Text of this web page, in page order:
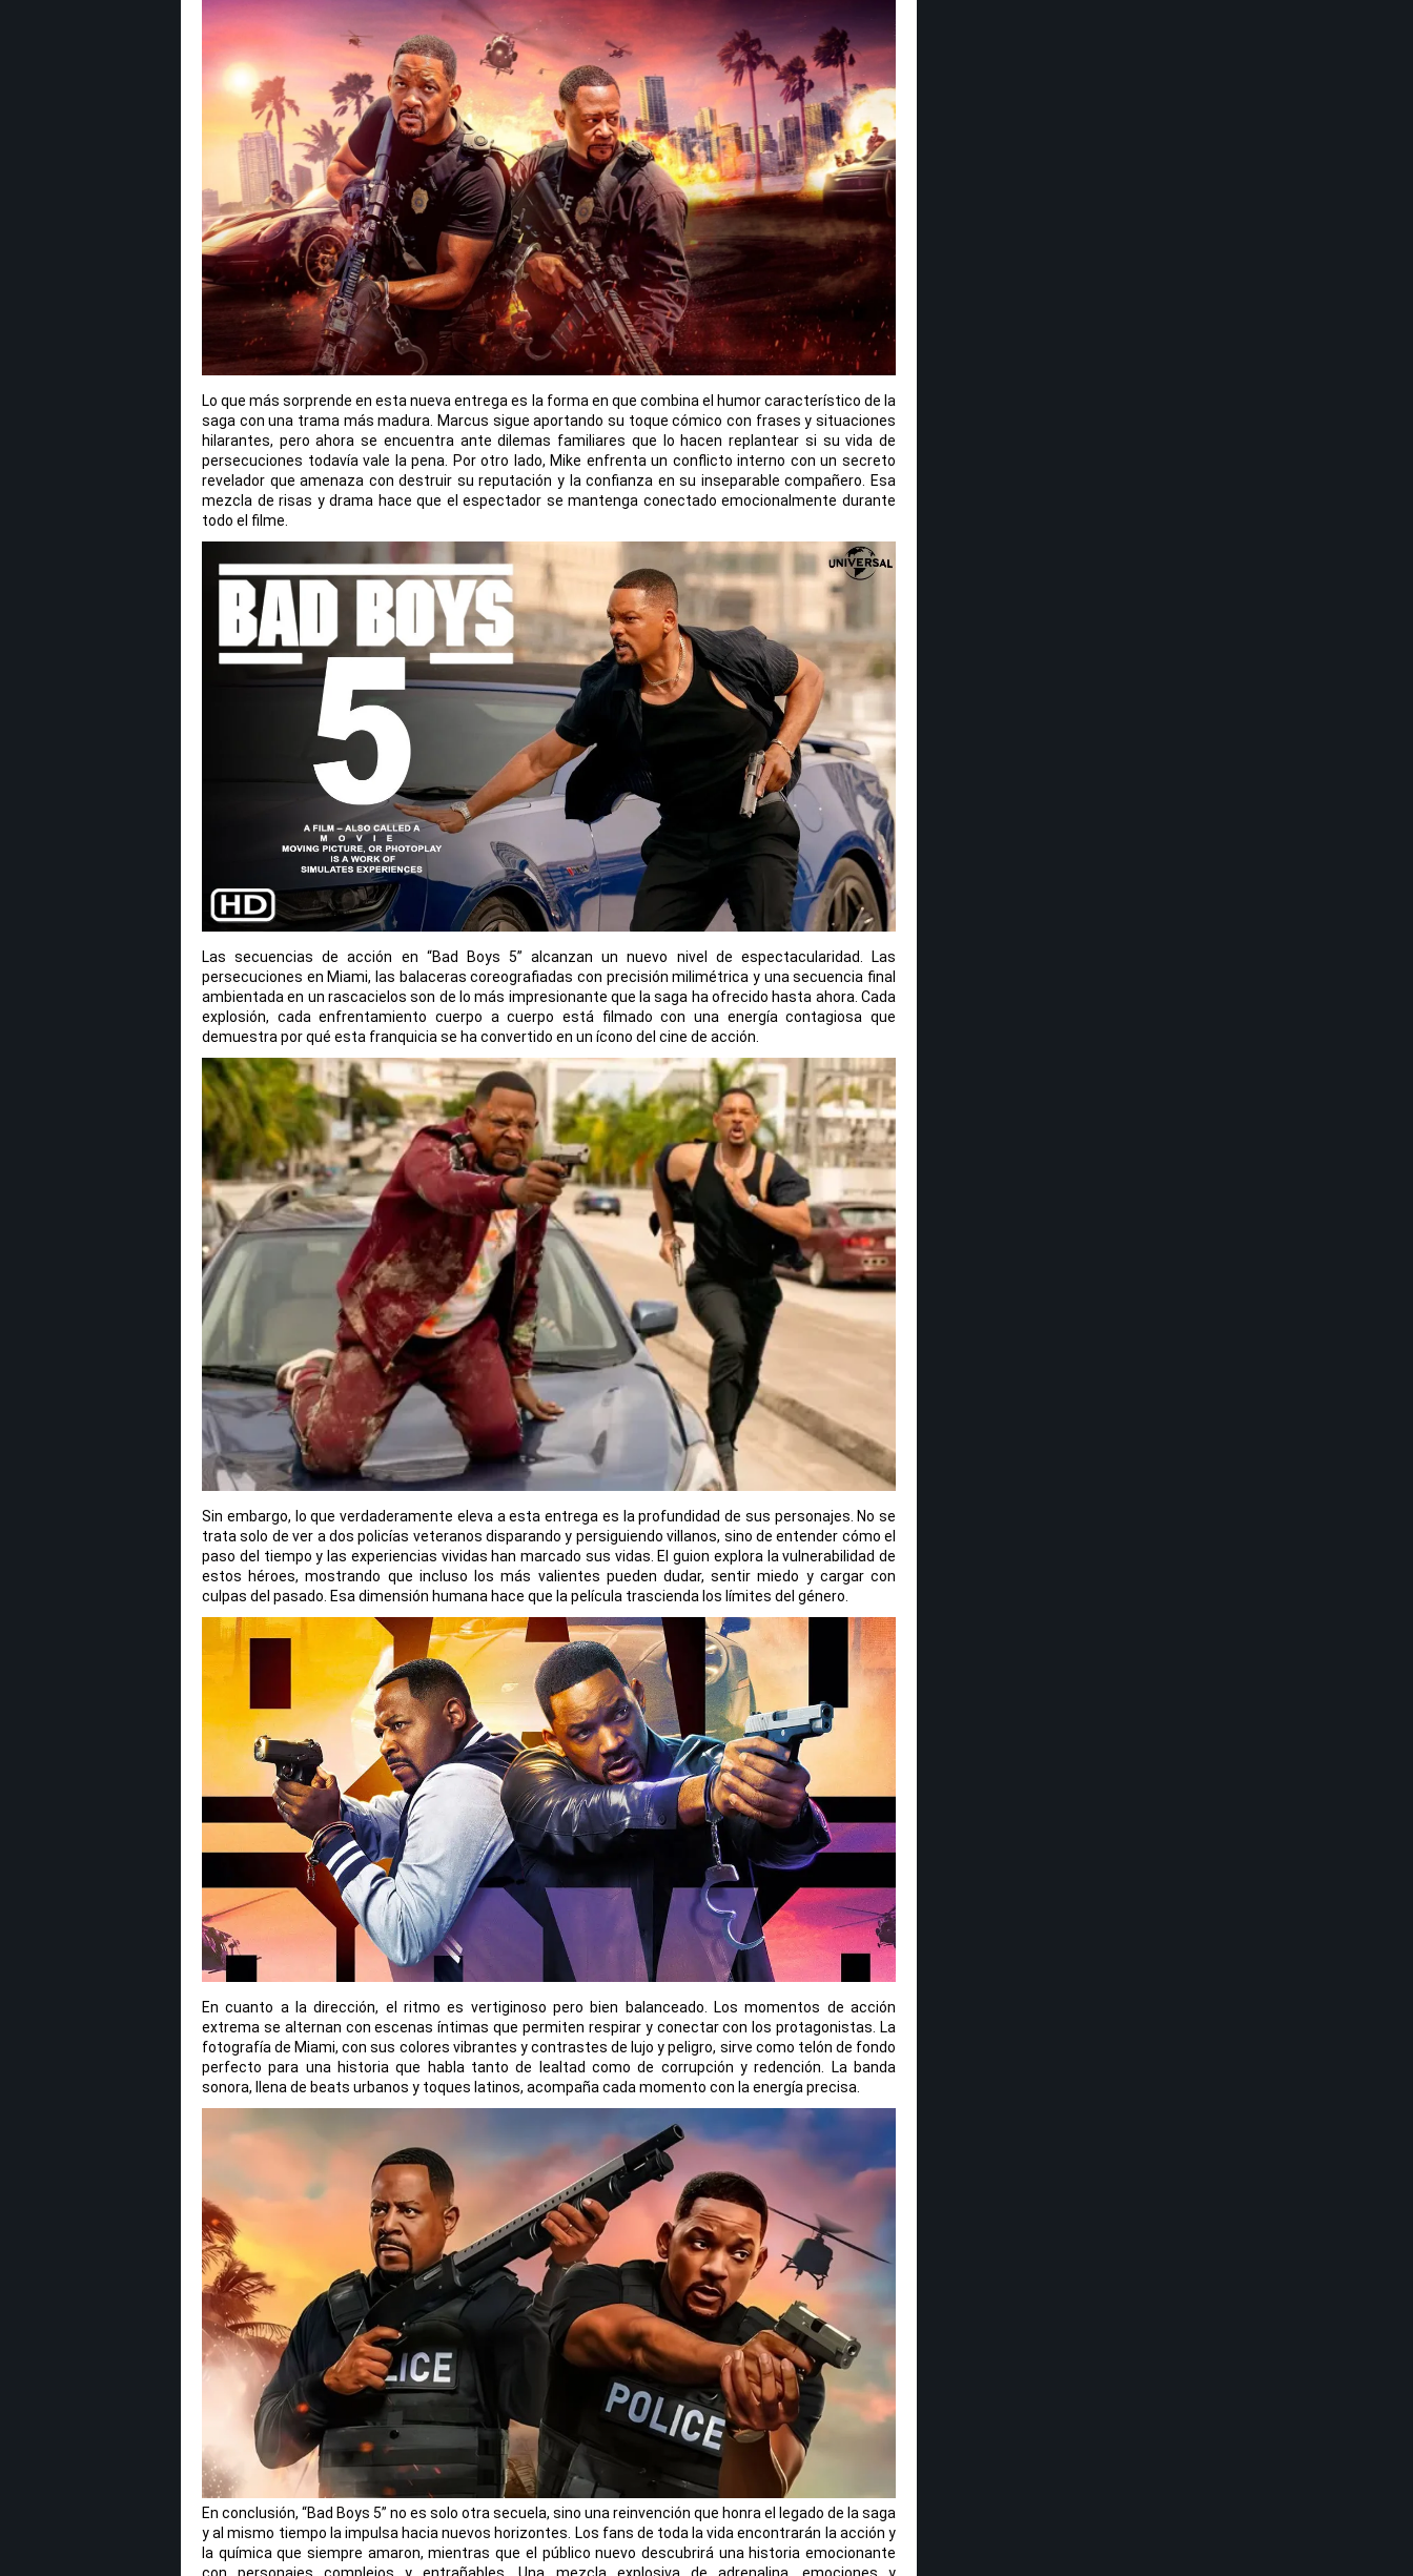
Lo que más sorprende en esta nueva entrega es la forma en que combina el humor característico de la
saga con una trama más madura. Marcus sigue aportando su toque cómico con frases y situaciones
hilarantes, pero ahora se encuentra ante dilemas familiares que lo hacen replantear si su vida de
persecuciones todavía vale la pena. Por otro lado, Mike enfrenta un conflicto interno con un secreto
revelador que amenaza con destruir su reputación y la confianza en su inseparable compañero. Esa
mezcla de risas y drama hace que el espectador se mantenga conectado emocionalmente durante
todo el filme.
Las secuencias de acción en “Bad Boys 5” alcanzan un nuevo nivel de espectacularidad. Las
persecuciones en Miami, las balaceras coreografiadas con precisión milimétrica y una secuencia final
ambientada en un rascacielos son de lo más impresionante que la saga ha ofrecido hasta ahora. Cada
explosión, cada enfrentamiento cuerpo a cuerpo está filmado con una energía contagiosa que
demuestra por qué esta franquicia se ha convertido en un ícono del cine de acción.
Sin embargo, lo que verdaderamente eleva a esta entrega es la profundidad de sus personajes. No se
trata solo de ver a dos policías veteranos disparando y persiguiendo villanos, sino de entender cómo el
paso del tiempo y las experiencias vividas han marcado sus vidas. El guion explora la vulnerabilidad de
estos héroes, mostrando que incluso los más valientes pueden dudar, sentir miedo y cargar con
culpas del pasado. Esa dimensión humana hace que la película trascienda los límites del género.
En cuanto a la dirección, el ritmo es vertiginoso pero bien balanceado. Los momentos de acción
extrema se alternan con escenas íntimas que permiten respirar y conectar con los protagonistas. La
fotografía de Miami, con sus colores vibrantes y contrastes de lujo y peligro, sirve como telón de fondo
perfecto para una historia que habla tanto de lealtad como de corrupción y redención. La banda
sonora, llena de beats urbanos y toques latinos, acompaña cada momento con la energía precisa.
En conclusión, “Bad Boys 5” no es solo otra secuela, sino una reinvención que honra el legado de la saga
y al mismo tiempo la impulsa hacia nuevos horizontes. Los fans de toda la vida encontrarán la acción y
la química que siempre amaron, mientras que el público nuevo descubrirá una historia emocionante